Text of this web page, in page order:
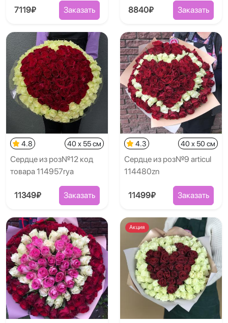
7119₽ Заказать 8840₽ Заказать
4.8 40 x 55 см
Сердце из роз№12 код
товара 114957rya
11349₽ Заказать
4.3 40 x 50 см
Сердце из роз№9 articul
114480zn
11499₽ Заказать
Акция